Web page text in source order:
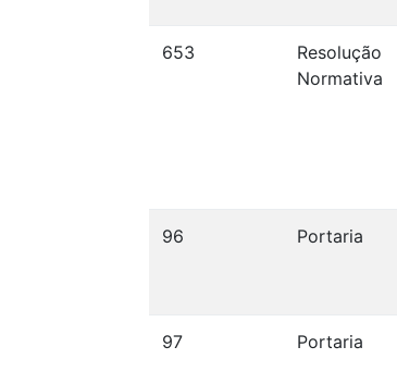
653
Resolução
Normativa
96 Portaria
97 Portaria